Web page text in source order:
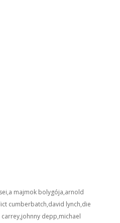
a majmok bolygója arnold
cumberbatch david lynch die
carrey johnny depp michael